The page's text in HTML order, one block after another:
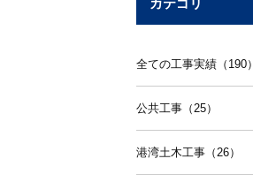
カテゴリ
全ての工事実績（190）
公共工事（25）
港湾土木工事（26）